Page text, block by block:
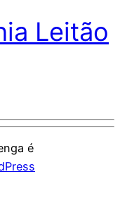
Leitão
é